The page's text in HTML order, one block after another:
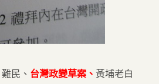
民、 台灣政變草案、 黃埔老白